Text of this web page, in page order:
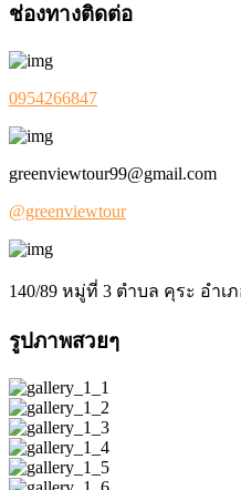
ช่องทางติดต่อ
0954266847
greenviewtour99@gmail.com
@greenviewtour
140/89 หมู่ที่ 3 ตำบล คุระ อำเ
รูปภาพสวยๆ